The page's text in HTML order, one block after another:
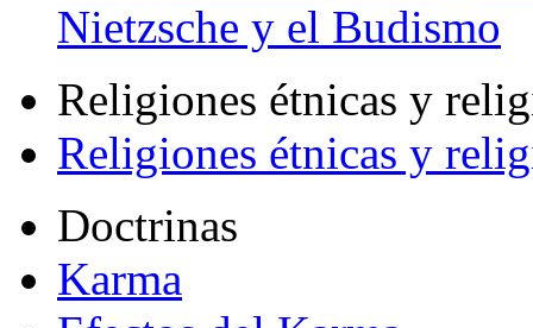
Nietzsche y el Budismo
Religiones étnicas y
Religiones étnicas y
Doctrinas
Karma